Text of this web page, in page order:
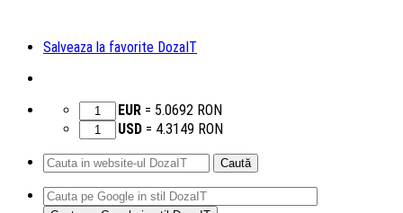
Salveaza la favorite DozaIT
EUR = 5.0692 RON
USD = 4.3149 RON
Caută
după: